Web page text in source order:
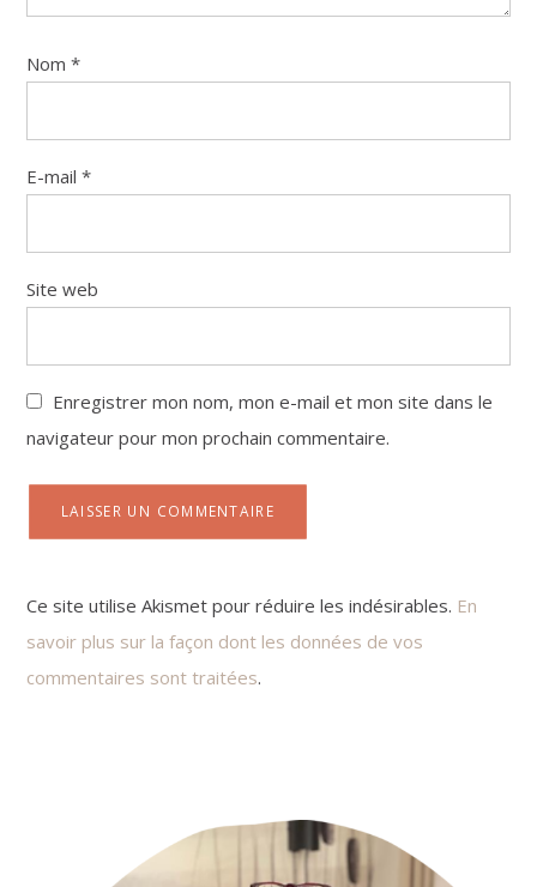
Nom*
E-mail*
Site web
Enregistrer mon nom, mon e-mail et mon site dans le
navigateur pour mon prochain commentaire.
Ce site utilise Akismet pour réduire les indésirables. En
savoir plus sur la façon dont les données de vos
commentaires sont traitées.
Sidebar